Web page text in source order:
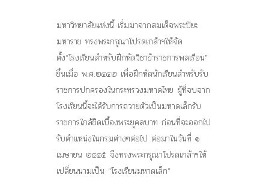
มหาวิทยาลัยแห่งนี้ เริ่มมาจากสมเด็จพระปิยะ
มหาราช ทรงพระกรุณาโปรดเกล้าฯให้จัด
ตั้ง“โรงเรียนสำหรับฝึกหัดวิชาข้าราชการพลเรือน”
ขึ้นเมื่อ พ.ศ.๒๔๔๒ เพื่อฝึกหัดนักเรียนสำหรับรับ
ราชการปกครองในกระทรวงมหาดไทย ผู้ที่จบจาก
โรงเรียนนี้จะได้รับการถวายตัวเป็นมหาดเล็กรับ
ราชการใกล้ชิดเบื้องพระยุคลบาท ก่อนที่จะออกไป
รับตำแหน่งในกรมต่างๆต่อไป ต่อมาในวันที่ ๑
เมษายน ๒๔๔๕ จึงทรงพระกรุณาโปรดเกล้าฯให้
เปลี่ยนนามเป็น “โรงเรียนมหาดเล็ก”